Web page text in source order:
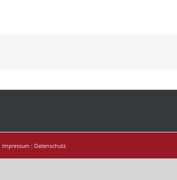
Impressum | Datenschutz